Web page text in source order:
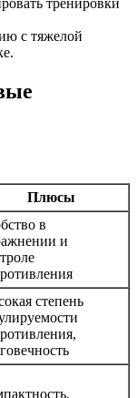
с тяжелой
Плюсы
в
и
степень